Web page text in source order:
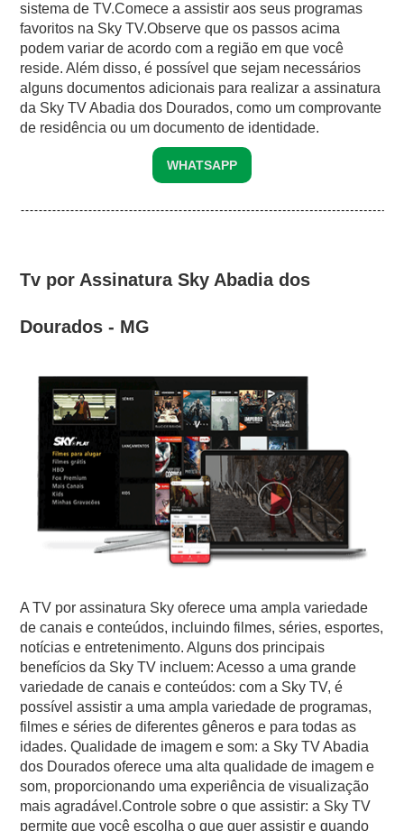
sistema de TV.Comece a assistir aos seus programas
favoritos na Sky TV.Observe que os passos acima
podem variar de acordo com a região em que você
reside. Além disso, é possível que sejam necessários
alguns documentos adicionais para realizar a assinatura
da Sky TV Abadia dos Dourados, como um comprovante
de residência ou um documento de identidade.
WHATSAPP
Tv por Assinatura Sky Abadia dos
Dourados - MG
A TV por assinatura Sky oferece uma ampla variedade
de canais e conteúdos, incluindo filmes, séries, esportes,
notícias e entretenimento. Alguns dos principais
benefícios da Sky TV incluem: Acesso a uma grande
variedade de canais e conteúdos: com a Sky TV, é
possível assistir a uma ampla variedade de programas,
filmes e séries de diferentes gêneros e para todas as
idades. Qualidade de imagem e som: a Sky TV Abadia
dos Dourados oferece uma alta qualidade de imagem e
som, proporcionando uma experiência de visualização
mais agradável.Controle sobre o que assistir: a Sky TV
permite que você escolha o que quer assistir e quando